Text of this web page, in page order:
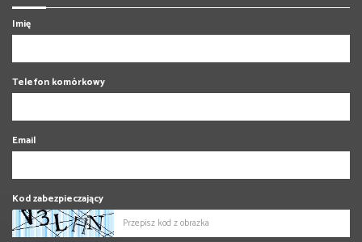
Imię
Telefon komórkowy
Email
Kod zabezpieczający